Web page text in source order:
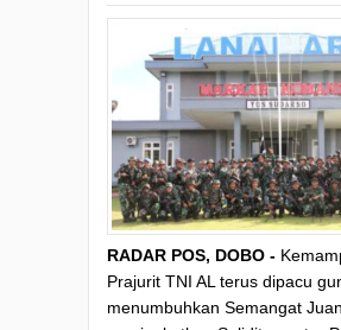
RADAR POS, DOBO -
Prajurit TNI AL terus dipacu
menumbuhkan Semangat